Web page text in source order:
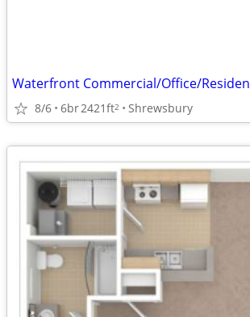
8/6 6br2421ft2 Shrewsbury